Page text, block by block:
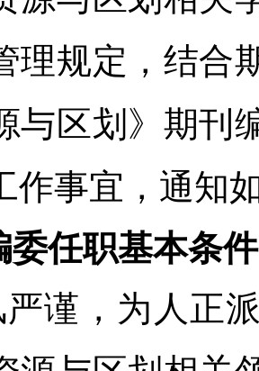
理规定，结合
与区划》期刊
作事宜，通知
委任职基本条件
严谨，为人正